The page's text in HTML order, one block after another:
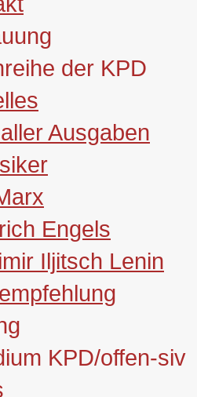
der KPD
Ausgaben
Engels
Iljitsch Lenin
KPD/offen-siv